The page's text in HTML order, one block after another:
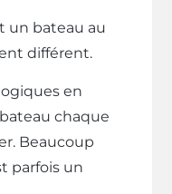
un bateau au
différent.
en
chaque
Beaucoup
parfois un